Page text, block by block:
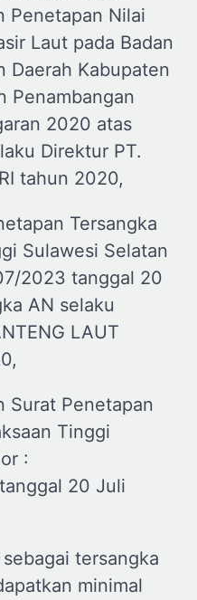
Penetapan Nilai
Laut pada Badan
Daerah Kabupaten
Penambangan
2020 atas
Direktur PT.
tahun 2020,
Tersangka
Sulawesi Selatan
2023 tanggal 20
AN selaku
LAUT
Surat Penetapan
Tinggi
:
20 Juli
tersangka
minimal